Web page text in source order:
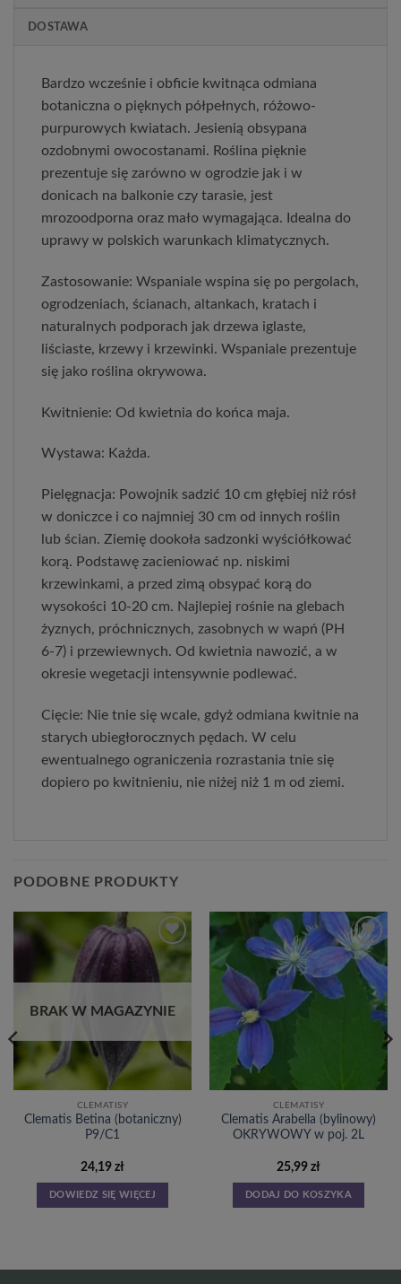
DOSTAWA
Bardzo wcześnie i obficie kwitnąca odmiana
botaniczna o pięknych półpełnych, różowo-
purpurowych kwiatach. Jesienią obsypana
ozdobnymi owocostanami. Roślina pięknie
prezentuje się zarówno w ogrodzie jak i w
donicach na balkonie czy tarasie, jest
mrozoodporna oraz mało wymagająca. Idealna do
uprawy w polskich warunkach klimatycznych.
Zastosowanie: Wspaniale wspina się po pergolach,
ogrodzeniach, ścianach, altankach, kratach i
naturalnych podporach jak drzewa iglaste,
liściaste, krzewy i krzewinki. Wspaniale prezentuje
się jako roślina okrywowa.
Kwitnienie: Od kwietnia do końca maja.
Wystawa: Każda.
Pielęgnacja: Powojnik sadzić 10 cm głębiej niż rósł
w doniczce i co najmniej 30 cm od innych roślin
lub ścian. Ziemię dookoła sadzonki wyściółkować
korą. Podstawę zacieniować np. niskimi
krzewinkami, a przed zimą obsypać korą do
wysokości 10-20 cm. Najlepiej rośnie na glebach
żyznych, próchnicznych, zasobnych w wapń (PH
6-7) i przewiewnych. Od kwietnia nawozić, a w
okresie wegetacji intensywnie podlewać.
Cięcie: Nie tnie się wcale, gdyż odmiana kwitnie na
starych ubiegłorocznych pędach. W celu
ewentualnego ograniczenia rozrastania tnie się
dopiero po kwitnieniu, nie niżej niż 1 m od ziemi.
PODOBNE PRODUKTY
Dodaj
listy
BRAK W MAGAZYNIE
CLEMATISY
Clematis Betina (botaniczny)
P9/C1
24,19 zł
DOWIEDZ SIĘ WIĘCEJ
Dodaj
do
listy
życzeń
CLEMATISY
Clematis Arabella (bylinowy)
OKRYWOWY w poj. 2L
25,99 zł
DODAJ DO KOSZYKA